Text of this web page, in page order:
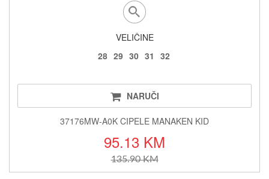
VELIČINE
28 29 30 31 32
NARUČI
37176MW-A0K CIPELE MANAKEN KID
95.13 KM
135.90 KM